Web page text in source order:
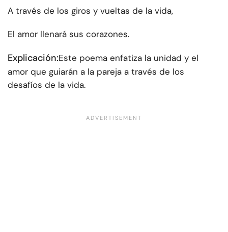
A través de los giros y vueltas de la vida,
El amor llenará sus corazones.
Explicación:Este poema enfatiza la unidad y el
amor que guiarán a la pareja a través de los
desafíos de la vida.